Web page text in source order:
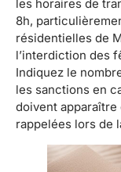
les horaires de
8h,
résidentielles de
l’interdiction des
Indiquez le
les sanctions en
doivent apparaître
rappelées lors de